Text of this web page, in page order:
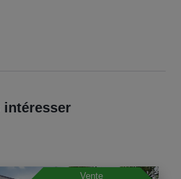
intéresser
Vente